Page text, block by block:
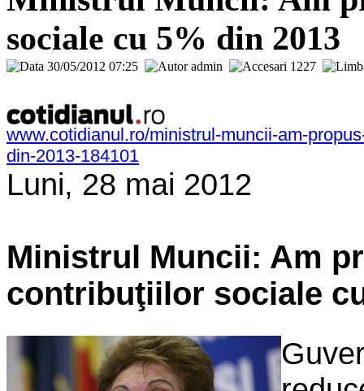
sociale cu 5% din 2013
30/05/2012 07:25 admin 1227
www.cotidianul.ro/ministrul-muncii-am-
din-2013-184101
Luni, 28 mai 2012
Ministrul Muncii: Am
contribuţiilor sociale